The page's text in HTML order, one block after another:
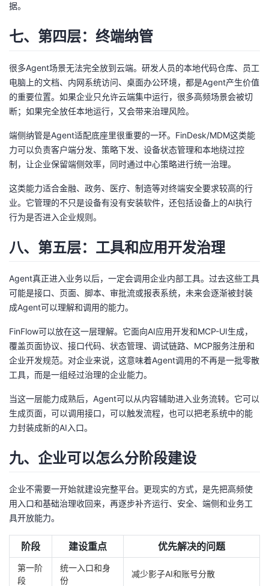
据。
七、第四层：终端纳管
很多Agent场景无法完全放到云端。研发人员的本地代码仓库、员工
电脑上的文档、内网系统访问、桌面办公环境，都是Agent产生价值
的重要位置。如果企业只允许云端集中运行，很多高频场景会被切
断；如果完全放任本地运行，又会带来治理风险。
端侧纳管是Agent适配底座里很重要的一环。FinDesk/MDM这类能
力可以负责客户端分发、策略下发、设备状态管理和本地绕过控
制，让企业保留端侧效率，同时通过中心策略进行统一治理。
这类能力适合金融、政务、医疗、制造等对终端安全要求较高的行
业。它管理的不只是设备有没有安装软件，还包括设备上的AI执行
行为是否进入企业规则。
八、第五层：工具和应用开发治理
Agent真正进入业务以后，一定会调用企业内部工具。过去这些工具
可能是接口、页面、脚本、审批流或报表系统，未来会逐渐被封装
成Agent可以理解和调用的能力。
FinFlow可以放在这一层理解。它面向AI应用开发和MCP-UI生成，
覆盖页面协议、接口代码、状态管理、调试链路、MCP服务注册和
企业开发规范。对企业来说，这意味着Agent调用的不再是一批零散
工具，而是一组经过治理的企业能力。
当这一层能力成熟后，Agent可以从内容辅助进入业务流转。它可以
生成页面，可以调用接口，可以触发流程，也可以把老系统中的能
力封装成新的AI入口。
九、企业可以怎么分阶段建设
企业不需要一开始就建设完整平台。更现实的方式，是先把高频使
用入口和基础治理收回来，再逐步补齐运行、安全、端侧和业务工
具开放能力。
阶段 建设重点 优先解决的问题
第一阶
段
统一入口和身
份
减少影子AI和账号分散